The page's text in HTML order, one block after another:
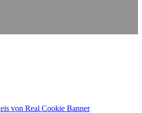
von Real Cookie Banner